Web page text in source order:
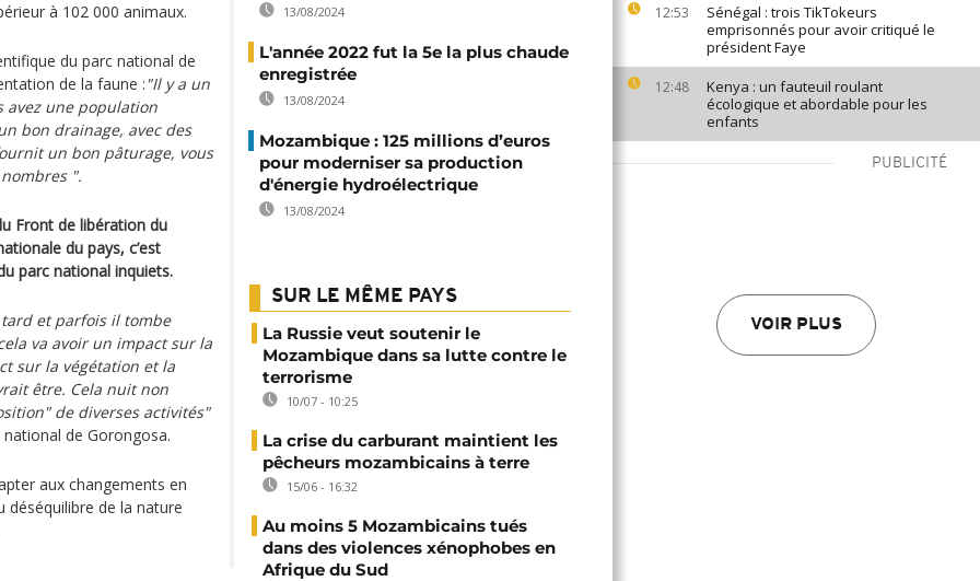
12:53
Sénégal : trois TikTokeurs
emprisonnés pour avoir critiqué le
président Faye
12:48
Kenya : un fauteuil roulant
écologique et abordable pour les
enfants
PUBLICITÉ
VOIR PLUS
à 102 000 animaux.
du parc national de
de la faune : "Il y a un
avez une population
bon drainage, avec des
un bon pâturage, vous
".
Front de libération du
du pays, c’est
parc national inquiets.
et parfois il tombe
va avoir un impact sur la
sur la végétation et la
être. Cela nuit non
de diverses activités"
de Gorongosa.
aux changements en
de la nature
13/08/2024
L'année 2022 fut la 5e la plus chaude
enregistrée
13/08/2024
Mozambique : 125 millions d’euros
pour moderniser sa production
d'énergie hydroélectrique
13/08/2024
SUR LE MÊME PAYS
La Russie veut soutenir le
Mozambique dans sa lutte contre le
terrorisme
10/07 - 10:25
La crise du carburant maintient les
pêcheurs mozambicains à terre
15/06 - 16:32
Au moins 5 Mozambicains tués
dans des violences xénophobes en
Afrique du Sud